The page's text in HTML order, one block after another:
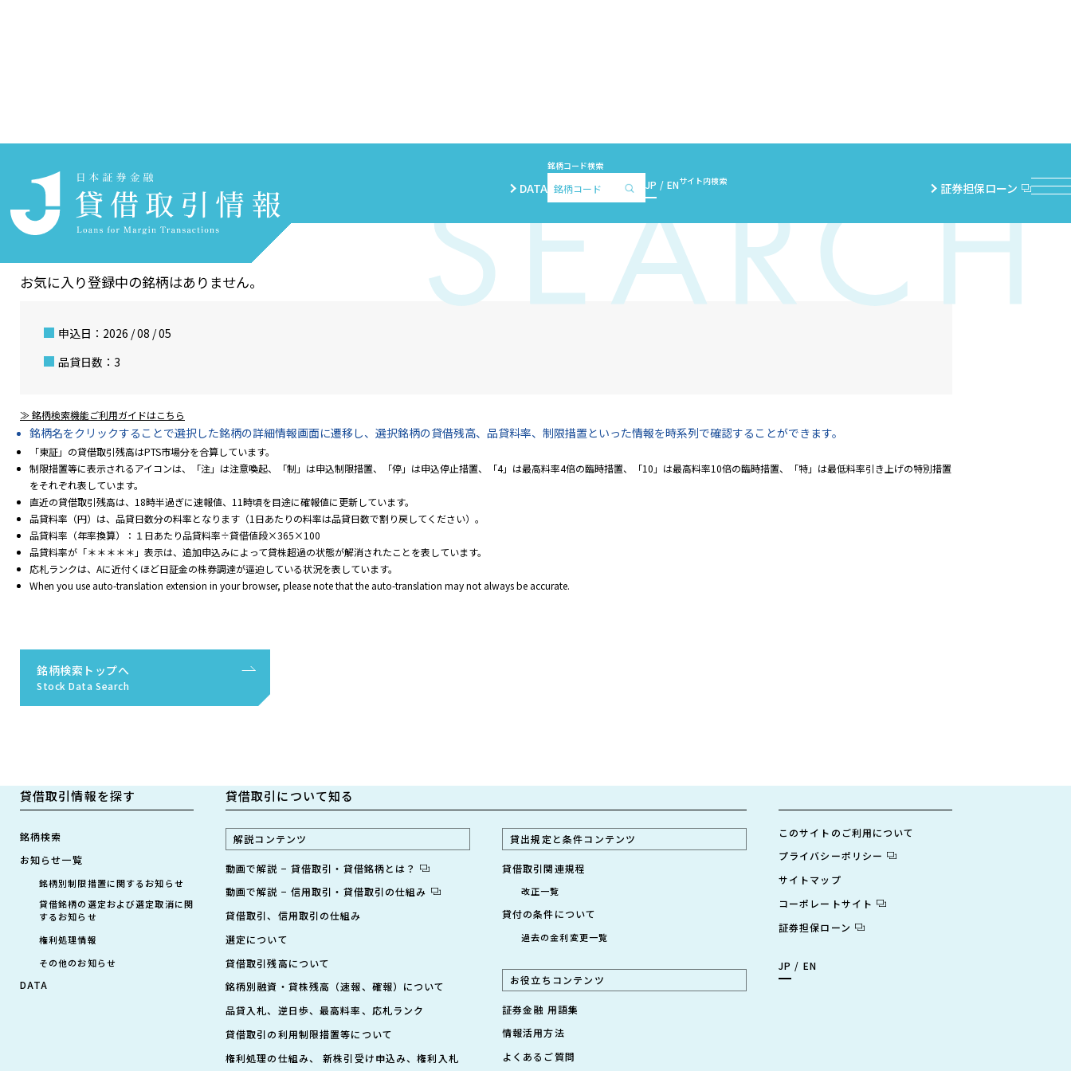
DATA
銘柄コード検索
JP ENサイト内検索 証券担保ローン
お気に入りリスト
お気に入り登録中の銘柄はありません。
申込日： 2026 / 08 / 05
品貸日数： 3
≫ 銘柄検索機能ご利用ガイドはこちら
銘柄名をクリックすることで選択した銘柄の詳細情報画面に遷移し、選択銘柄の貸借残高、品貸料率、制限措置といった情報を時系列で確認することができます。
「東証」の貸借取引残高はPTS市場分を合算しています。
制限措置等に表示されるアイコンは、「注」は注意喚起、「制」は申込制限措置、「停」は申込停止措置、「4」は最高料率4倍の臨時措置、「10」は最高料率10倍の臨時措置、「特」は最低料率引き上げの特別措置
をそれぞれ表しています。
直近の貸借取引残高は、18時半過ぎに速報値、11時頃を目途に確報値に更新しています。
品貸料率（円）は、品貸日数分の料率となります（1日あたりの料率は品貸日数で割り戻してください）。
品貸料率（年率換算）：１日あたり品貸料率÷貸借値段×365×100
品貸料率が「＊＊＊＊＊」表示は、追加申込みによって貸株超過の状態が解消されたことを表しています。
応札ランクは、Aに近付くほど日証金の株券調達が逼迫している状況を表しています。
When you use auto-translation extension in your browser, please note that the auto-translation may not always be accurate.
銘柄検索トップへ
Stock Data Search
貸借取引情報を探す
銘柄検索
お知らせ一覧
銘柄別制限措置に関するお知らせ
貸借銘柄の選定および選定取消に関
するお知らせ
権利処理情報
その他のお知らせ
DATA
貸借取引について知る
解説コンテンツ
動画で解説 − 貸借取引・貸借銘柄とは？
動画で解説 − 信用取引・貸借取引の仕組み
貸借取引、信用取引の仕組み
選定について
貸借取引残高について
銘柄別融資・貸株残高（速報、確報）について
品貸入札、逆日歩、最高料率、応札ランク
貸借取引の利用制限措置等について
権利処理の仕組み、 新株引受け申込み、権利入札
貸出規定と条件コンテンツ
貸借取引関連規程
改正一覧
貸付の条件について
過去の金利変更一覧
お役立ちコンテンツ
証券金融 用語集
情報活用方法
よくあるご質問
このサイトのご利用について
プライバシーポリシー
サイトマップ
コーポレートサイト
証券担保ローン
JP EN